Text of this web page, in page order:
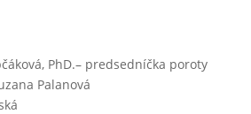
PhD.– predsedníčka poroty
Palanová